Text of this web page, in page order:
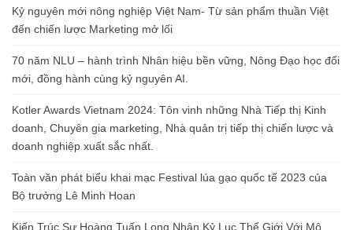
Kỷ nguyên mới nông nghiệp Việt Nam- Từ sản phẩm thuần Việt
đến chiến lược Marketing mở lối
70 năm NLU – hành trình Nhân hiệu bền vững, Nông Đạo học đổi
mới, đồng hành cùng kỷ nguyên AI.
Kotler Awards Vietnam 2024: Tôn vinh những Nhà Tiếp thị Kinh
doanh, Chuyên gia marketing, Nhà quản trị tiếp thị chiến lược và
doanh nghiệp xuất sắc nhất.
Toàn văn phát biểu khai mạc Festival lúa gạo quốc tế 2023 của
Bộ trưởng Lê Minh Hoan
Kiến Trúc Sư Hoàng Tuấn Long Nhận Kỷ Lục Thế Giới Với Mô